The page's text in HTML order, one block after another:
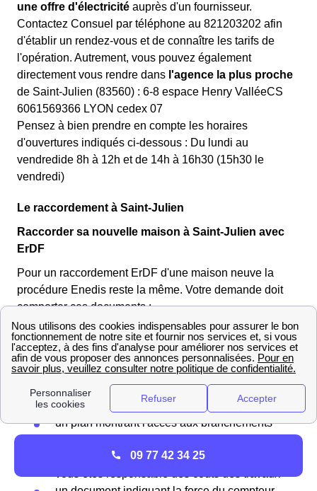
une offre d'électricité auprès d'un fournisseur.
Contactez Consuel par téléphone au 821203202 afin
d'établir un rendez-vous et de connaître les tarifs de
l'opération. Autrement, vous pouvez également
directement vous rendre dans l'agence la plus proche
de Saint-Julien (83560) : 6-8 espace Henry ValléeCS
6061569366 LYON cedex 07
Pensez à bien prendre en compte les horaires
d'ouvertures indiqués ci-dessous : Du lundi au
vendredide 8h à 12h et de 14h à 16h30 (15h30 le
vendredi)
Le raccordement à Saint-Julien
Raccorder sa nouvelle maison à Saint-Julien avec
ErDF
Pour un raccordement ErDF d'une maison neuve la
procédure Enedis reste la même. Votre demande doit
comporter ces documents :
un extrait de votre plan cadastral
accompagné d'une autorisation de construire
des documents permettant de connaître
l'environnement le Saint-Juliennois de votre
logement
un plan montrant l'accès aux branchements
une déclaration sur l'honneur affirmant que
09 77 42 34 25